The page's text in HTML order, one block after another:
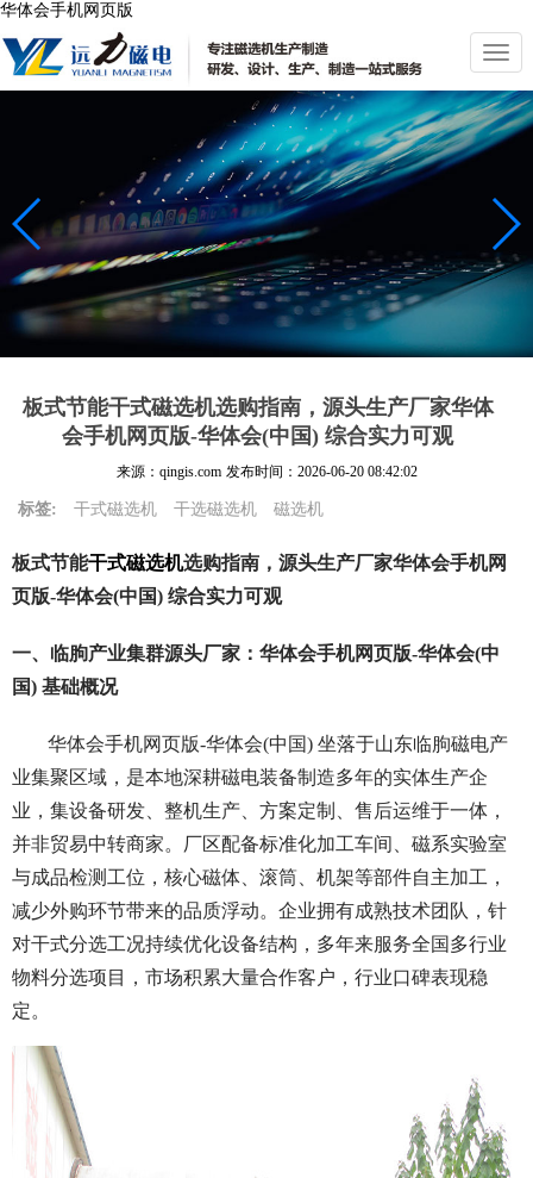
华体会手机网页版
切
换
导
航
板式节能干式磁选机选购指南，源头生产厂家华体
会手机网页版-华体会(中国) 综合实力可观
来源：qingis.com 发布时间： 2026-06-20 08:42:02
标签: 干式磁选机 干选磁选机 磁选机
板式节能干式磁选机选购指南，源头生产厂家华体会手机网
页版-华体会(中国) 综合实力可观
一、临朐产业集群源头厂家：华体会手机网页版-华体会(中
国) 基础概况
华体会手机网页版-华体会(中国) 坐落于山东临朐磁电产
业集聚区域，是本地深耕磁电装备制造多年的实体生产企
业，集设备研发、整机生产、方案定制、售后运维于一体，
并非贸易中转商家。厂区配备标准化加工车间、磁系实验室
与成品检测工位，核心磁体、滚筒、机架等部件自主加工，
减少外购环节带来的品质浮动。企业拥有成熟技术团队，针
对干式分选工况持续优化设备结构，多年来服务全国多行业
物料分选项目，市场积累大量合作客户，行业口碑表现稳
定。